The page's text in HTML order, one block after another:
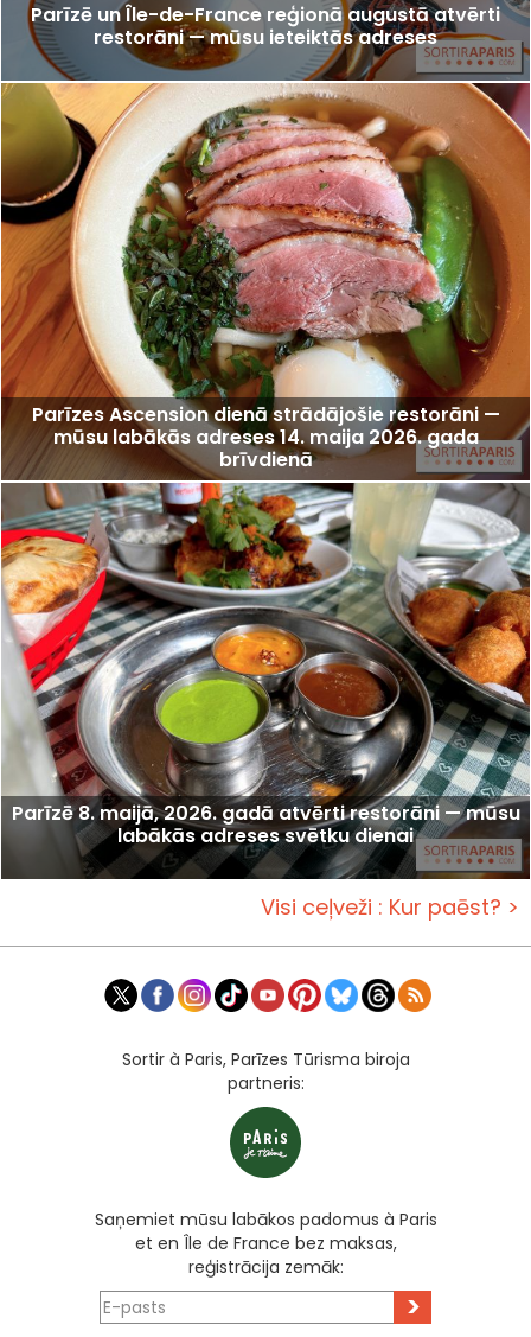
Parīzē un Île-de-France reģionā augustā atvērti
restorāni — mūsu ieteiktās adreses
Parīzes Ascension dienā strādājošie restorāni —
mūsu labākās adreses 14. maija 2026. gada
brīvdienā
Parīzē 8. maijā, 2026. gadā atvērti restorāni — mūsu
labākās adreses svētku dienai
Visi ceļveži : Kur paēst? >
Sortir à Paris, Parīzes Tūrisma biroja
partneris:
Saņemiet mūsu labākos padomus à Paris
et en Île de France bez maksas,
reģistrācija zemāk:
>